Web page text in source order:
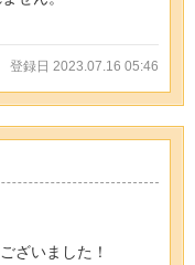
登録日 2023.07.16 05:46
ざいました！